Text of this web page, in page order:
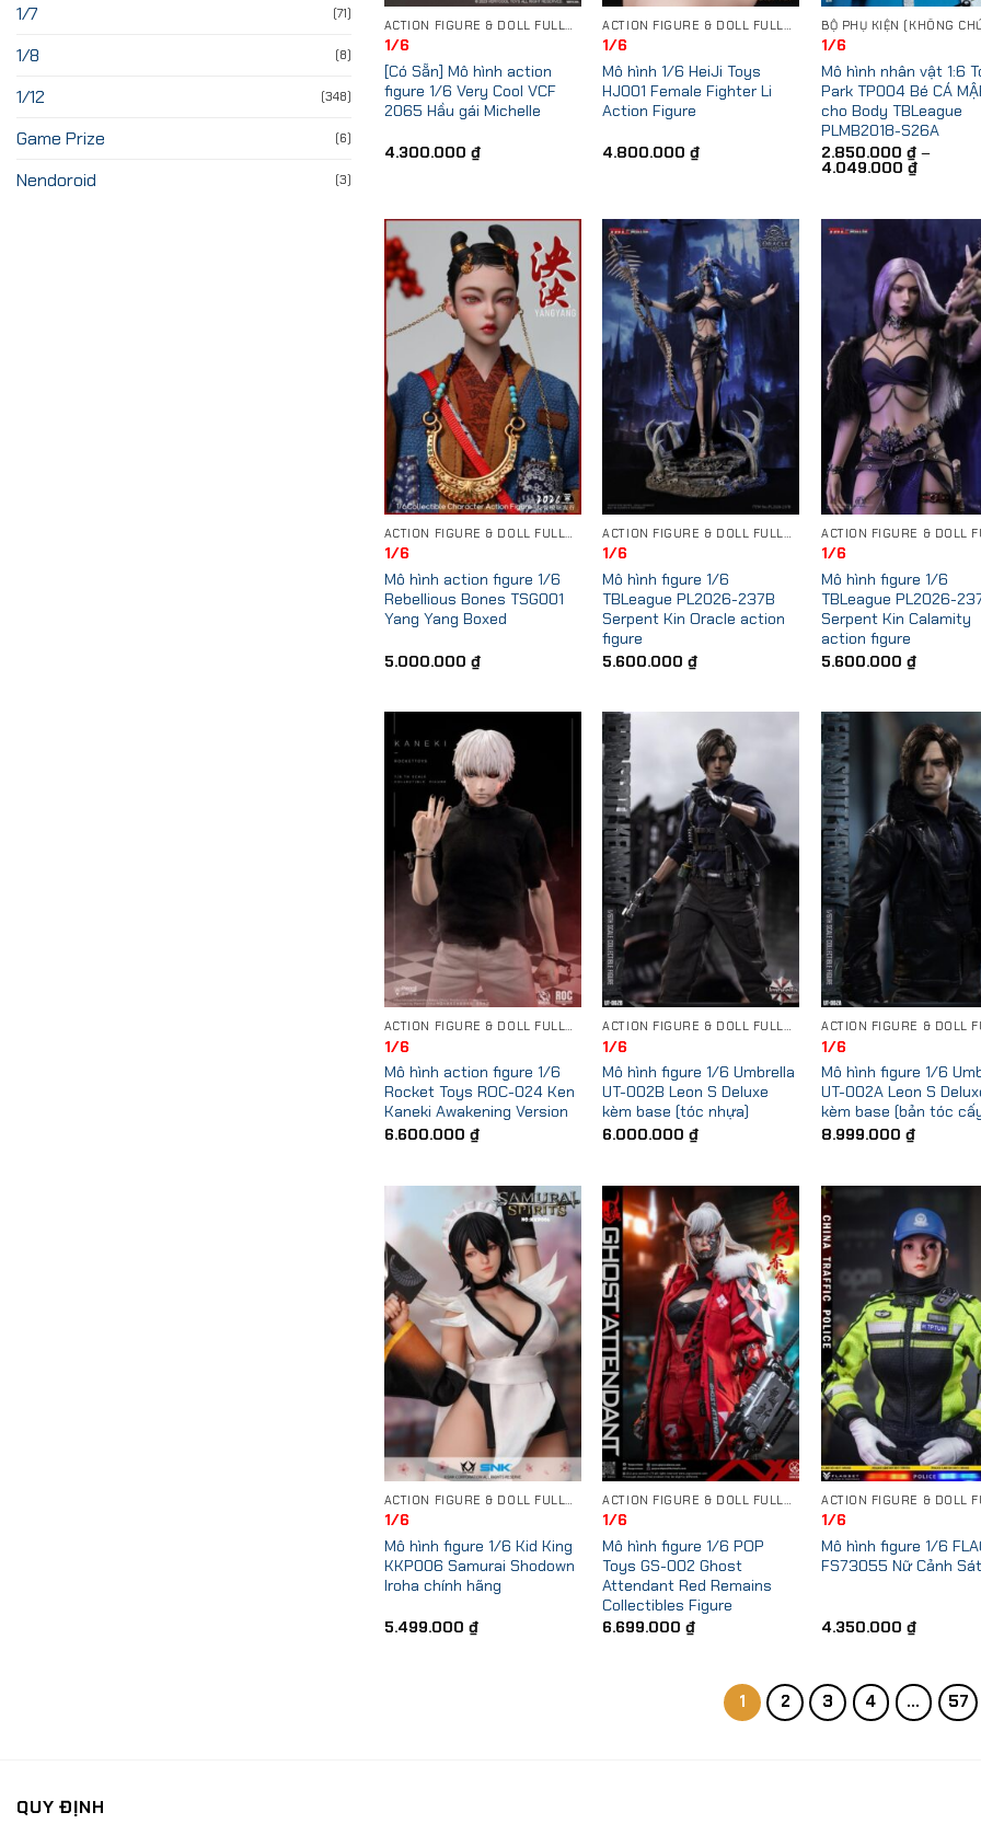
1/7 (71)
1/8 (8)
1/12 (348)
Game Prize (6)
Nendoroid (3)
ACTION FIGURE & DOLL FULLSET
1/6
[Có Sẵn] Mô hình action
figure 1/6 Very Cool VCF
2065 Hầu gái Michelle
4.300.000 ₫
ACTION FIGURE & DOLL FULLSET
1/6
Mô hình 1/6 HeiJi Toys
HJ001 Female Fighter Li
Action Figure
4.800.000₫
1/6
Mô hình nhân vật 1:6
Park TP004 Bé CÁ
cho Body TBLeague
PLMB2018-S26A
2.850.000 ₫ –
4.049.000 ₫Price
range:
Add to
Wishlist
ACTION FIGURE & DOLL FULLSET
1/6
Mô hình action figure 1/6
Rebellious Bones TSG001
Yang Yang Boxed
5.000.000 ₫
Add to
Wishlist
ACTION FIGURE & DOLL FULLSET
1/6
Mô hình figure 1/6
TBLeague PL2026-237B
Serpent Kin Oracle action
figure
5.600.000₫
1/6
Mô hình figure 1/6
TBLeague PL2026-
Serpent Kin Calamity
action figure
5.600.000 ₫
ACTION FIGURE & DOLL FULLSET
1/6
Mô hình action figure 1/6
Rocket Toys ROC-024 Ken
Kaneki Awakening Version
6.600.000 ₫
Wishlist
ACTION FIGURE & DOLL FULLSET
1/6
Mô hình figure 1/6 Umbrella
UT-002B Leon S Deluxe
kèm base (tóc nhựa)
6.000.000₫
1/6
Mô hình figure 1/6
UT-002A Leon S
kèm base (bản tóc
8.999.000 ₫
Add to
Wishlist
1/6
Mô hình figure 1/6 Kid King
KKP006 Samurai Shodown
Iroha chính hãng
5.499.000 ₫
Add to
Wishlist
1/6
Mô hình figure 1/6 POP
Toys GS-002 Ghost
Attendant Red Remains
Collectibles Figure
6.699.000₫
1/6
Mô hình figure 1/6
FS73055 Nữ Cảnh Sát
4.350.000 ₫
1 2 3 4 … 57
QUY ĐỊNH